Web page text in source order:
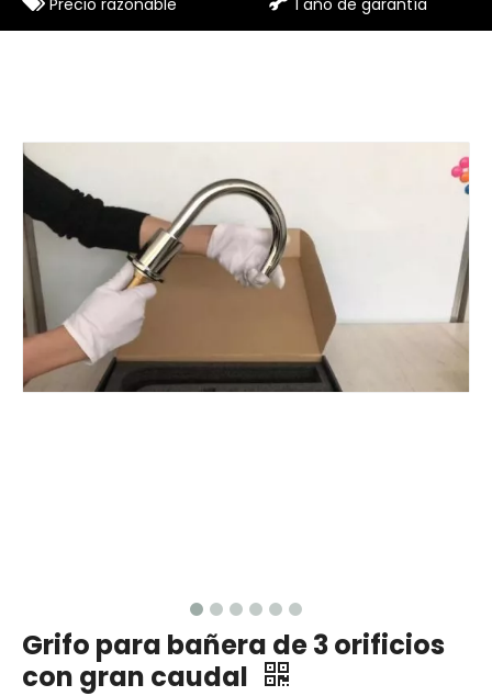
Precio razonable 1 año de garantía
Grifo para bañera de 3 orificios
con gran caudal